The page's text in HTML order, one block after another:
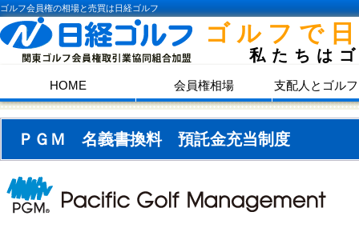
ゴルフ会員権の相場と売買は日経ゴルフ
ゴルフで
私たちは
HOME 会員権相場 支配人とゴル
ＰＧＭ 名義書換料 預託金充当制度